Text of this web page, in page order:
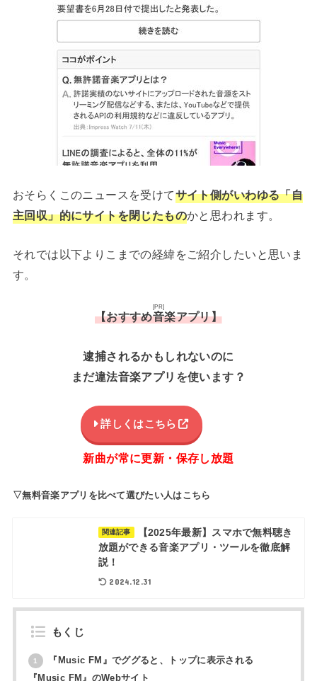
おそらくこのニュースを受けてサイト側がいわゆる「自
主回収」的にサイトを閉じたものかと思われます。
それでは以下よりこまでの経緯をご紹介したいと思いま
す。
【おすすめ音楽アプリ】
[PR]
逮捕されるかもしれないのに
まだ違法音楽アプリを使います？
詳しくはこちら
新曲が常に更新・保存し放題
▽無料音楽アプリを比べて選びたい人はこちら
関連記事
【2025年最新】スマホで無料聴き
放題ができる音楽アプリ・ツールを徹底解
説！
2024.12.31
もくじ
1
『Music FM』でググると、トップに表示される
『Music FM』のWebサイト